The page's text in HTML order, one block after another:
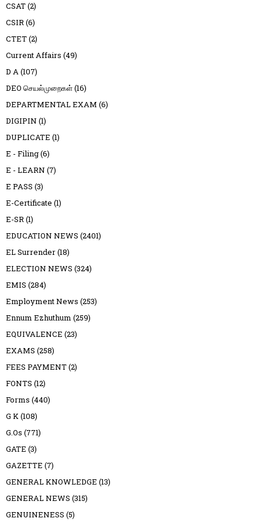
CSAT(2)
CSIR(6)
CTET(2)
Current Affairs (49)
D A(107)
DEO செயல்முறைகள்(16)
DEPARTMENTAL EXAM (6)
DIGIPIN (1)
DUPLICATE (1)
E - Filing(6)
E - LEARN (7)
E PASS (3)
E-Certificate (1)
E-SR(1)
EDUCATION NEWS (2401)
EL Surrender(18)
ELECTION NEWS (324)
EMIS (284)
Employment News (253)
Ennum Ezhuthum (259)
EQUIVALENCE (23)
EXAMS (258)
FEES PAYMENT(2)
FONTS (12)
Forms (440)
G K(108)
G.Os (771)
GATE (3)
GAZETTE (7)
GENERAL KNOWLEDGE (13)
GENERAL NEWS (315)
GENUINENESS (5)